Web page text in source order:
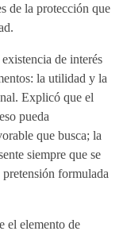
de la protección que
de interés
la utilidad y la
Explicó que el
pueda
que busca; la
siempre que se
pretensión formulada
el elemento de